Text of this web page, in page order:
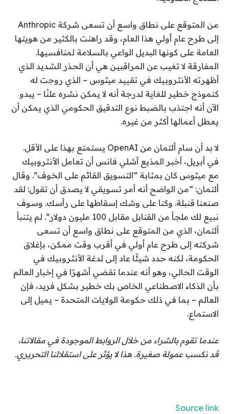
من المتوقع على نطاق واسع أن تسعى شركة Anthropic
إلى طرح عام أولي هذا العام، وقد راهنت بالكثير من هويتها
العامة على كونها البديل الواعي بالسلامة لمنافسيها.
المفارقة لا تغيب عن المراقبين هي أن الحذر الشديد الذي
أظهرته الأنثروبيك في تقييد ميثوس – الذي روجت له
كنموذج خطير للغاية لدرجة أنه لا يمكن نشره علنًا – يبدو
الآن أنه اجتذب بالضبط نوع التدقيق الحكومي الذي يمكن أن
يعطل أعمالها أكثر من غيره.
لا بد أن سام ألتمان من OpenAI يستمتع بهذا على الأقل.
في أبريل، أخبر المذيع آشلي فانس أن تعامل الأنثروبيك
مع ميثوس كان بمثابة “التسويق القائم على الخوف”. وقال
ألتمان: “من الواضح أنه أمر تسويقي لا يصدق أن تقول: لقد
صنعنا قنبلة. وكنا على وشك إسقاطها على رأسك. وسوف
نبيع لك ملجأ من القنابل مقابل 100 مليون دولار”. لم يتنبأ
ألتمان، الذي من المتوقع على نطاق واسع أن تسعى
شركته إلى طرح عام أولي في أقرب وقت ممكن، بإغلاق
الحكومة، لكنه حدد شيئًا عاد إلى لدغة الأنثروبيك في
الوقت الحالي، وهو أنه عندما تقضي أشهرًا في إخبار العالم
بأن الذكاء الاصطناعي الخاص بك خطير بشكل فريد، فإن
العالم – بما في ذلك حكومة الولايات المتحدة – يميل إلى
الاستماع.
عندما تقوم بالشراء من خلال الروابط الموجودة في مقالاتنا،
قد نكسب عمولة صغيرة. هذا لا يؤثر على استقلالنا التحريري.
Source link